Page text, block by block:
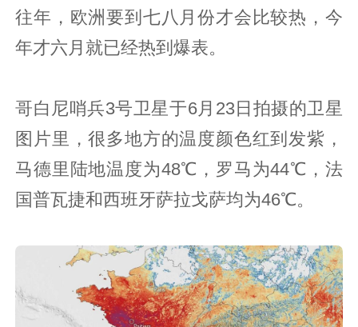
往年，欧洲要到七八月份才会比较热，今
年才六月就已经热到爆表。
哥白尼哨兵3号卫星于6月23日拍摄的卫星
图片里，很多地方的温度颜色红到发紫，
马德里陆地温度为48℃，罗马为44℃，法
国普瓦捷和西班牙萨拉戈萨均为46℃。